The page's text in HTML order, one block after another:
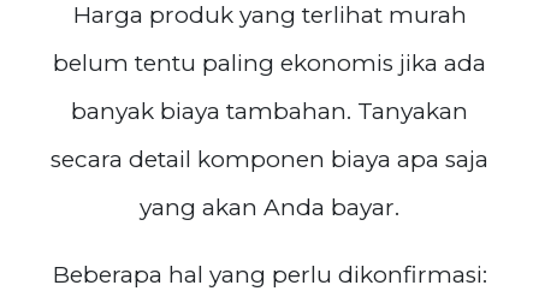
Harga produk yang terlihat murah
belum tentu paling ekonomis jika ada
banyak biaya tambahan. Tanyakan
secara detail komponen biaya apa saja
yang akan Anda bayar.
Beberapa hal yang perlu dikonfirmasi: